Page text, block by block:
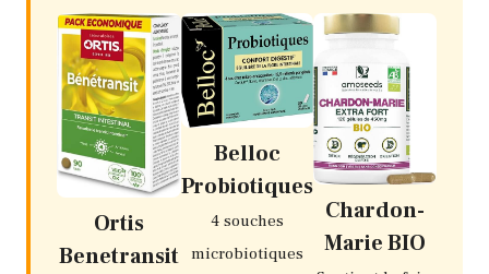
Ortis
Benetransit
Belloc
Probiotiques
4 souches
microbiotiques
Chardon-
Marie BIO